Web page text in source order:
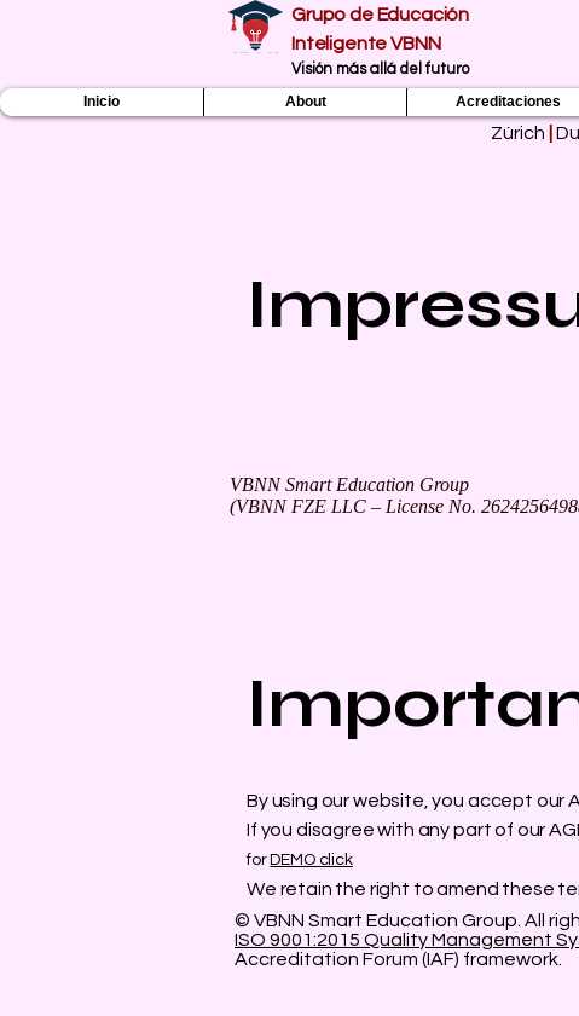
Grupo de Educación
Inteligente VBNN
​Visión más allá del futuro
Inicio About Acreditaciones
Zúrich
VBNN Smart Education Group
(VBNN FZE LLC – License No.
By using our website, you accept our
If you disagree with any part of our
for DEMO click
We retain the right to amend these
© VBNN Smart Education Group. All
ISO 9001:2015 Quality Management
Accreditation Forum (IAF) framework.